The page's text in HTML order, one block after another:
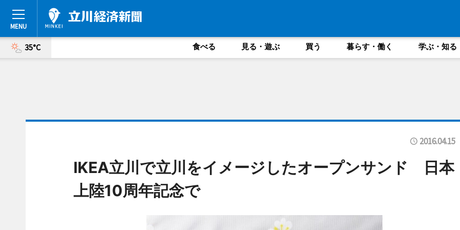
35°C 食べる 見る・遊ぶ 買う 暮らす・働く 学ぶ・知る
2016.04.15
IKEA立川で立川をイメージしたオープンサンド 日本
上陸10周年記念で